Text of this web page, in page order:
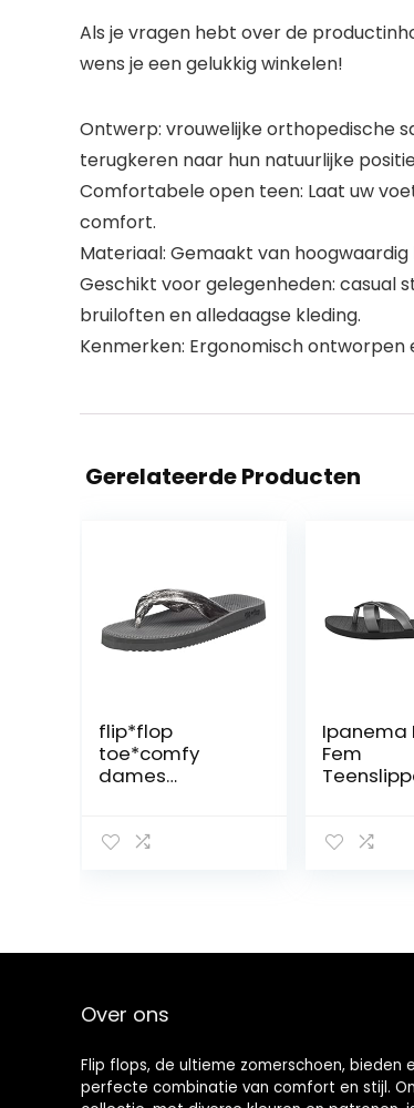
Als je vragen hebt over de
wens je een gelukkig winkelen!
Ontwerp: vrouwelijke orthopedische
terugkeren naar hun natuurlijke
Comfortabele open teen: Laat uw
comfort.
Materiaal: Gemaakt van
Geschikt voor gelegenheden: casual
bruiloften en alledaagse kleding.
Kenmerken: Ergonomisch
Gerelateerde Producten
flip*flop
toe*comfy
dames
Ipanema
Fem
Over ons
Flip flops, de ultieme zomerschoen, bieden
perfecte combinatie van comfort en stijl.